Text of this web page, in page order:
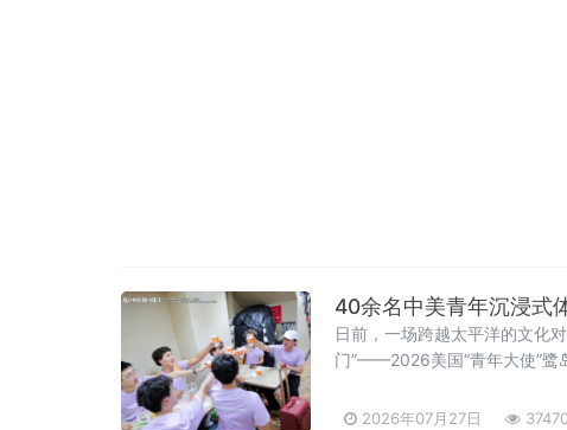
40余名中美青年沉浸式
日前，一场跨越太平洋的文化
门”——2026美国“青年大使”鹭
2026年07月27日